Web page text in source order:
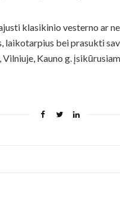
klasikinio vesterno ar
laikotarpius bei prasukti
Kauno g.